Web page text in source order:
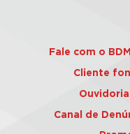
Fale com o
Cliente
Canal de